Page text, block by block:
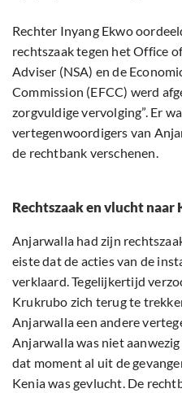
Rechter Inyang Ekwo
rechtszaak tegen het Office
Adviser (NSA) en de
Commission (EFCC) werd
zorgvuldige vervolging”. Er
vertegenwoordigers van
de rechtbank verschenen.
Rechtszaak en vlucht naar
Anjarwalla had zijn
eiste dat de acties van de
verklaard. Tegelijkertijd
Krukrubo zich terug te
Anjarwalla een andere
Anjarwalla was niet
dat moment al uit de
Kenia was gevlucht. De